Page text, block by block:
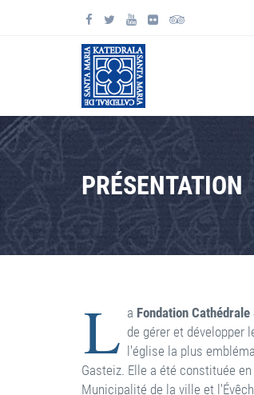
PRÉSENTATION
L a Fondation
de gérer et développer
l'église la plus
Gasteiz. Elle a été constituée
Municipalité de la ville et